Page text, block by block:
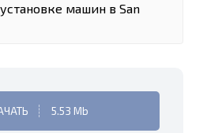
машин в San
5.53 Mb